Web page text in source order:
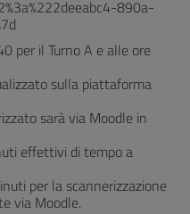
890a-
per il Turno A e alle ore
sulla piattaforma
sarà via Moodle in
effettivi di tempo a
per la scannerizzazione
via Moodle.